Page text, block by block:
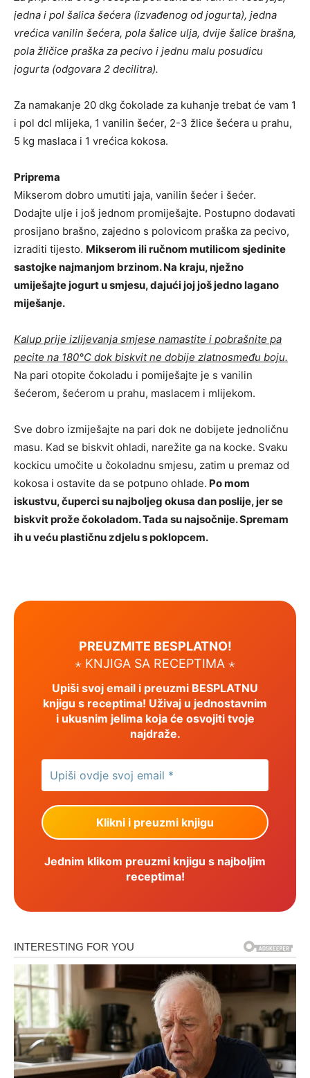
jedna i pol šalica šećera (izvađenog od jogurta), jedna
vrećica vanilin šećera, pola šalice ulja, dvije šalice brašna,
pola žličice praška za pecivo i jednu malu posudicu
jogurta (odgovara 2 decilitra).
Za namakanje 20 dkg čokolade za kuhanje trebat će vam 1
i pol dcl mlijeka, 1 vanilin šećer, 2-3 žlice šećera u prahu,
5 kg maslaca i 1 vrećica kokosa.
Priprema
Mikserom dobro umutiti jaja, vanilin šećer i šećer.
Dodajte ulje i još jednom promiješajte. Postupno dodavati
prosijano brašno, zajedno s polovicom praška za pecivo,
izraditi tijesto. Mikserom ili ručnom mutilicom sjedinite
sastojke najmanjom brzinom. Na kraju, nježno
umiješajte jogurt u smjesu, dajući joj još jedno lagano
miješanje.
Kalup prije izlijevanja smjese namastite i pobrašnite pa
pecite na 180°C dok biskvit ne dobije zlatnosmeđu boju.
Na pari otopite čokoladu i pomiješajte je s vanilin
šećerom, šećerom u prahu, maslacem i mlijekom.
Sve dobro izmiješajte na pari dok ne dobijete jednoličnu
masu. Kad se biskvit ohladi, narežite ga na kocke. Svaku
kockicu umočite u čokoladnu smjesu, zatim u premaz od
kokosa i ostavite da se potpuno ohlade. Po mom
iskustvu, čuperci su najboljeg okusa dan poslije, jer se
biskvit prože čokoladom. Tada su najsočnije. Spremam
ih u veću plastičnu zdjelu s poklopcem.
PREUZMITE BESPLATNO!
⋆ KNJIGA SA RECEPTIMA ⋆
Upiši svoj email i preuzmi BESPLATNU
knjigu s receptima! Uživaj u jednostavnim
i ukusnim jelima koja će osvojiti tvoje
najdraže.
Jednim klikom preuzmi knjigu s najboljim
receptima!